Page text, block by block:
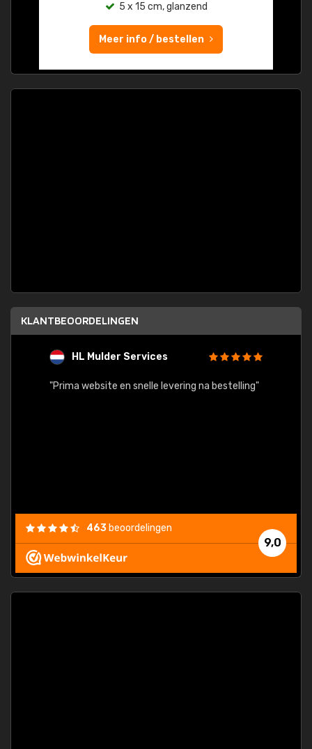
5 x 15 cm, glanzend
Meer info / bestellen
KLANTBEOORDELINGEN
HL Mulder Services
"Prima website en snelle levering na bestelling"
9,0
463 beoordelingen